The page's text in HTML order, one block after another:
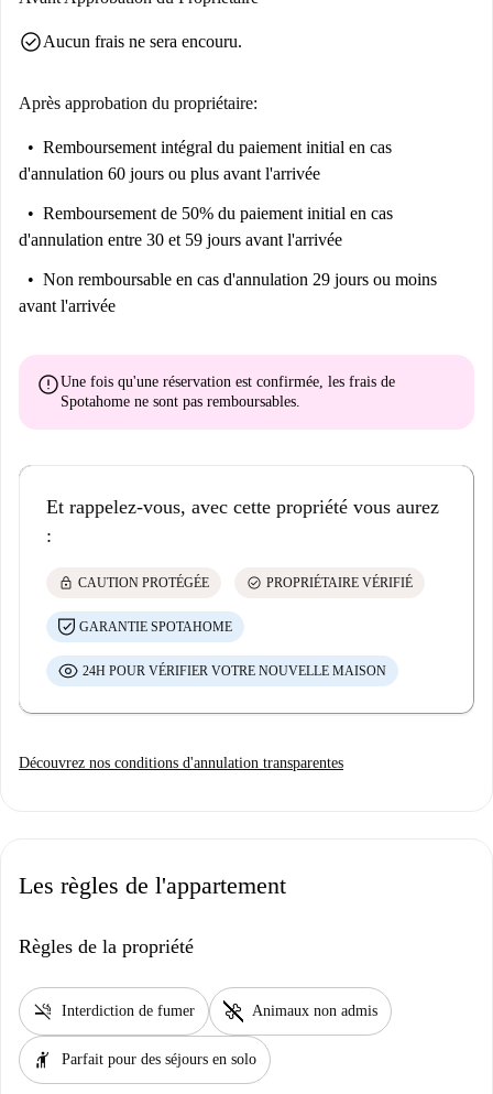
check_circleAucun frais ne sera encouru.
Après approbation du propriétaire:
Remboursement intégral du paiement initial en cas
d'annulation 60 jours ou plus avant l'arrivée
Remboursement de 50% du paiement initial en cas
d'annulation entre 30 et 59 jours avant l'arrivée
Non remboursable en cas d'annulation 29 jours ou moins
avant l'arrivée
errorUne fois qu'une réservation est confirmée, les frais de
Spotahome ne sont pas remboursables
Et rappelez-vous, avec cette propriété vous aurez
:
lock CAUTION PROTÉGÉE check_circle PROPRIÉTAIRE VÉRIFIÉ
GARANTIE SPOTAHOME
24H POUR VÉRIFIER VOTRE NOUVELLE MAISON
Découvrez nos conditions d'annulation transparentes
Les règles de l'appartement
Règles de la propriété
smoke_free Interdiction de fumer pet_supplies Animaux non admis
hail Parfait pour des séjours en solo